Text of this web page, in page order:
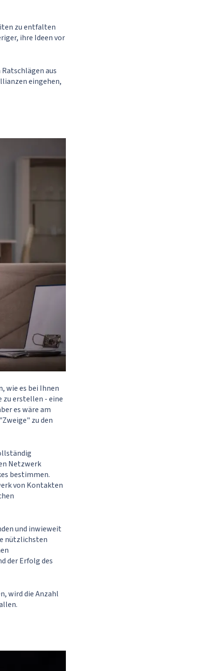
zu entfalten
ihre Ideen vor
aus
eingehen,
wie es bei Ihnen
zu erstellen - eine
es wäre am
zu den
Netzwerk
bestimmen.
von Kontakten
und inwieweit
nützlichsten
der Erfolg des
wird die Anzahl